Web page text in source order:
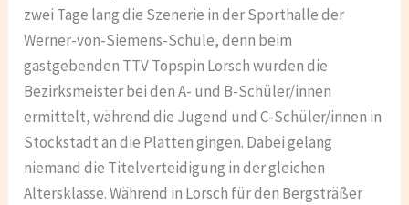
zwei Tage lang die Szenerie in der Sporthalle der
Werner-von-Siemens-Schule, denn beim
gastgebenden TTV Topspin Lorsch wurden die
Bezirksmeister bei den A- und B-Schüler/innen
ermittelt, während die Jugend und C-Schüler/innen in
Stockstadt an die Platten gingen. Dabei gelang
niemand die Titelverteidigung in der gleichen
Altersklasse. Während in Lorsch für den Bergsträßer